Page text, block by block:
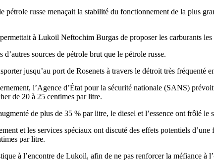
russe menaçait la stabilité du fonctionnement de la plus
à Lukoil Neftochim Burgas de proposer les carburants
sources de pétrole brut que le pétrole russe.
jusqu’au port de Rosenets à travers le détroit très fréquenté
l’Agence d’État pour la sécurité nationale (SANS)
de 20 à 25 centimes par litre.
de plus de 35 % par litre, le diesel et l’essence ont frôlé le
et les services spéciaux ont discuté des effets potentiels
par litre.
à l’encontre de Lukoil, afin de ne pas renforcer la méfiance à